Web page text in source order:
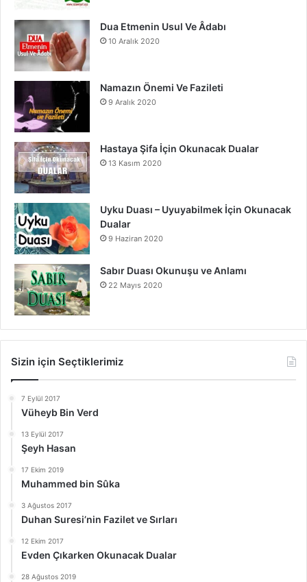
Dua Etmenin Usul Ve Âdabı
10 Aralık 2020
Namazın Önemi Ve Fazileti
9 Aralık 2020
Hastaya Şifa İçin Okunacak Dualar
13 Kasım 2020
Uyku Duası – Uyuyabilmek İçin Okunacak
Dualar
9 Haziran 2020
Sabır Duası Okunuşu ve Anlamı
22 Mayıs 2020
Sizin için Seçtiklerimiz
7 Eylül 2017
Vüheyb Bin Verd
13 Eylül 2017
Şeyh Hasan
17 Ekim 2019
Muhammed bin Sûka
3 Ağustos 2017
Duhan Suresi’nin Fazilet ve Sırları
12 Ekim 2017
Evden Çıkarken Okunacak Dualar
28 Ağustos 2019